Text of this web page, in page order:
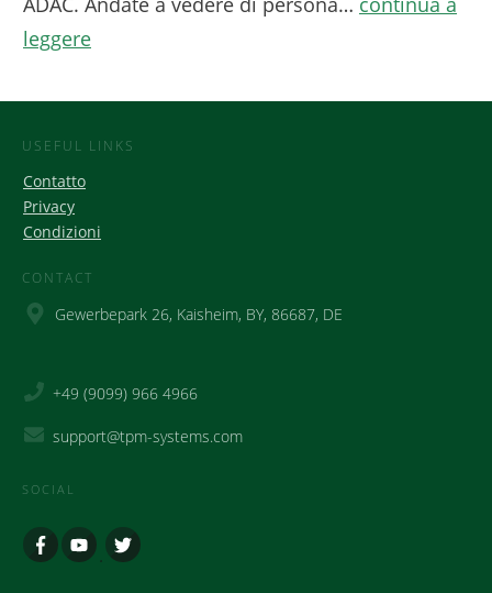
leggere
USEFUL LINKS
Contatto
Privacy
Condizioni
CONTACT
Gewerbepark 26, Kaisheim, BY, 86687, DE
+49 (9099) 966 4966
support@tpm-systems.com
SOCIAL